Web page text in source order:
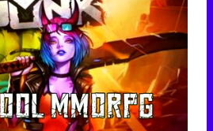
de la vieja escuela
pero mejor!